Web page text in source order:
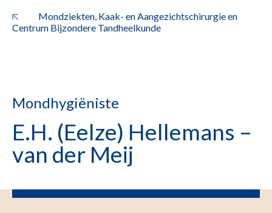
Mondziekten, Kaak- en Aangezichtschirurgie en
Centrum Bijzondere Tandheelkunde
Mondhygiëniste
E.H. (Eelze) Hellemans –
van der Meij